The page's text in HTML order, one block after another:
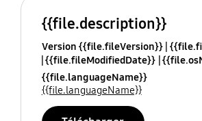
{{file.description}}
Version {{file.fileVersion}}
{{file.fileModifiedDate}}
{{file.languageName}}
{{file.languageName}}